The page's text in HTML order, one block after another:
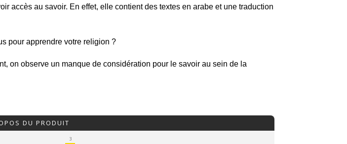
accès au savoir. En effet, elle contient des textes en arabe et une traduction
pour apprendre votre religion ?
on observe un manque de considération pour le savoir au sein de la
DU PRODUIT
3